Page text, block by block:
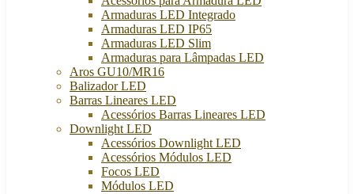
Armaduras LED Integrado
Armaduras LED IP65
Armaduras LED Slim
Armaduras para Lâmpadas LED
Aros GU10/MR16
Balizador LED
Barras Lineares LED
Acessórios Barras Lineares LED
Downlight LED
Acessórios Downlight LED
Acessórios Módulos LED
Focos LED
Módulos LED